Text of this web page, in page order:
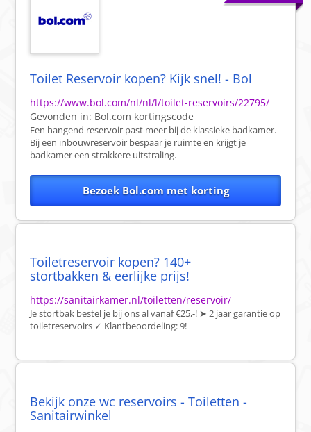
Toilet Reservoir kopen? Kijk snel! - Bol
https://www.bol.com/nl/nl/l/toilet-reservoirs/22795/
Gevonden in: Bol.com kortingscode
Een hangend reservoir past meer bij de klassieke badkamer.
Bij een inbouwreservoir bespaar je ruimte en krijgt je
badkamer een strakkere uitstraling.
Bezoek Bol.com met korting
Toiletreservoir kopen? 140+
stortbakken & eerlijke prijs!
https://sanitairkamer.nl/toiletten/reservoir/
Je stortbak bestel je bij ons al vanaf €25,-! ➤ 2 jaar garantie op
toiletreservoirs ✓ Klantbeoordeling: 9!
Bekijk onze wc reservoirs - Toiletten -
Sanitairwinkel